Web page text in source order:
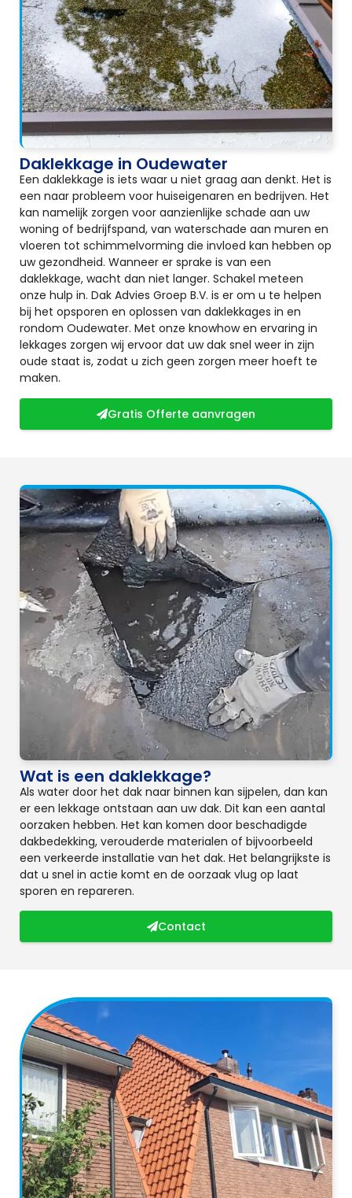
Daklekkage in Oudewater
Een daklekkage is iets waar u niet graag aan denkt. Het is
een naar probleem voor huiseigenaren en bedrijven. Het
kan namelijk zorgen voor aanzienlijke schade aan uw
woning of bedrijfspand, van waterschade aan muren en
vloeren tot schimmelvorming die invloed kan hebben op
uw gezondheid. Wanneer er sprake is van een
daklekkage, wacht dan niet langer. Schakel meteen
onze hulp in. Dak Advies Groep B.V. is er om u te helpen
bij het opsporen en oplossen van daklekkages in en
rondom Oudewater. Met onze knowhow en ervaring in
lekkages zorgen wij ervoor dat uw dak snel weer in zijn
oude staat is, zodat u zich geen zorgen meer hoeft te
maken.
Gratis Offerte aanvragen
Wat is een daklekkage?
Als water door het dak naar binnen kan sijpelen, dan kan
er een lekkage ontstaan aan uw dak. Dit kan een aantal
oorzaken hebben. Het kan komen door beschadigde
dakbedekking, verouderde materialen of bijvoorbeeld
een verkeerde installatie van het dak. Het belangrijkste is
dat u snel in actie komt en de oorzaak vlug op laat
sporen en repareren.
Contact